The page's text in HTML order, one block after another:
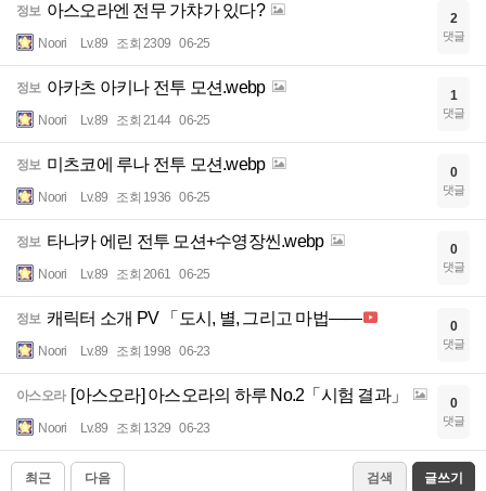
정보 아스오라엔 전무 가챠가 있다?
Noori Lv.89 조회 2309 06-25
2
댓글
정보 아카츠 아키나 전투 모션.webp
Noori Lv.89 조회 2144 06-25
1
댓글
정보 미츠코에 루나 전투 모션.webp
Noori Lv.89 조회 1936 06-25
0
댓글
정보 타나카 에린 전투 모션+수영장씬.webp
Noori Lv.89 조회 2061 06-25
0
댓글
정보 캐릭터 소개 PV 「도시, 별, 그리고 마법――
Noori Lv.89 조회 1998 06-23
0
댓글
아스오라 [아스오라] 아스오라의 하루 No.2「시험 결과」
Noori Lv.89 조회 1329 06-23
0
댓글
최근 다음 검색 글쓰기